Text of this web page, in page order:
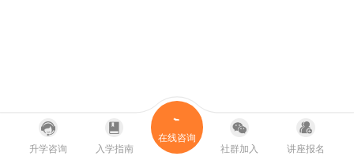
升学咨询 入学指南
在线咨询
社群加入
讲座报名